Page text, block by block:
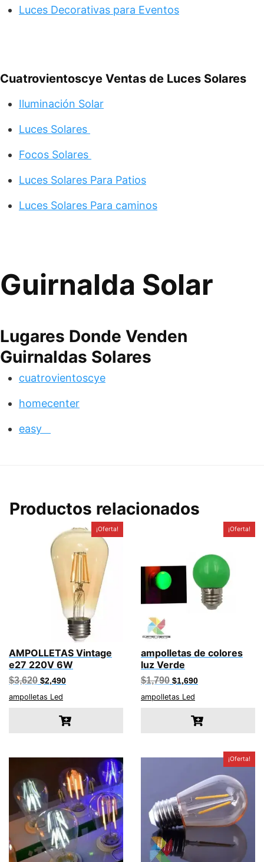
Luces Decorativas para Eventos
Cuatrovientoscye Ventas de Luces Solares
Iluminación Solar
Luces Solares
Focos Solares
Luces Solares Para Patios
Luces Solares Para caminos
Guirnalda Solar
Lugares Donde Venden
Guirnaldas Solares
cuatrovientoscye
homecenter
easy
Productos relacionados
¡Oferta!
AMPOLLETAS Vintage
e27 220V 6W
$3,620 El
precio
original
$3,620.
$2,490El
precio
ampolletas Led
¡Oferta!
ampolletas de colores
luz Verde
$1,790 El
precio
original
$1,790.
$1,690El
precio
ampolletas Led
¡Oferta!